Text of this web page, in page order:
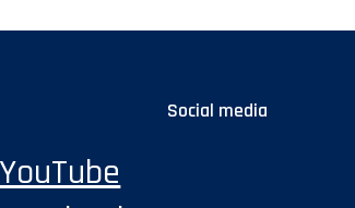
Social media
YouTube